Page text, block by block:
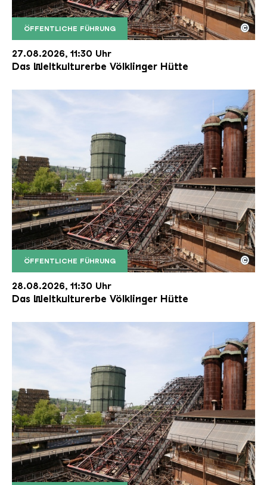
ÖFFENTLICHE FÜHRUNG
Der Erzschrägaufzug der Völklinger Hütte mit
Copyright: Weltkulturerbe Völklinger Hütte | Karl
©
27.08.2026, 11:30 Uhr
Das Weltkulturerbe Völklinger Hütte
ÖFFENTLICHE FÜHRUNG
Der Erzschrägaufzug der Völklinger Hütte mit
Copyright: Weltkulturerbe Völklinger Hütte | Karl
©
28.08.2026, 11:30 Uhr
Das Weltkulturerbe Völklinger Hütte